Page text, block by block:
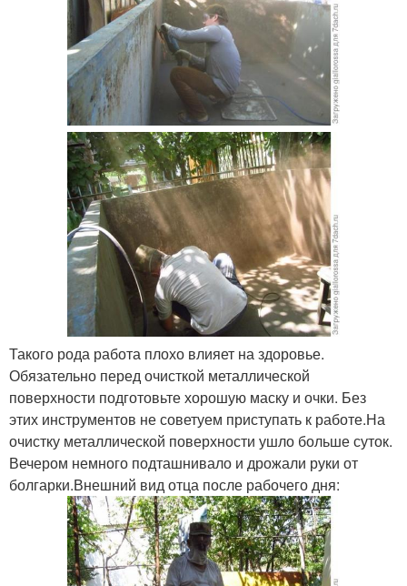
Такого рода работа плохо влияет на здоровье.
Обязательно перед очисткой металлической
поверхности подготовьте хорошую маску и очки. Без
этих инструментов не советуем приступать к работе.На
очистку металлической поверхности ушло больше суток.
Вечером немного подташнивало и дрожали руки от
болгарки.Внешний вид отца после рабочего дня: